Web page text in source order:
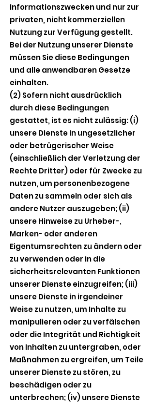
Informationszwecken und nur zur
privaten, nicht kommerziellen
Nutzung zur Verfügung gestellt.
Bei der Nutzung unserer Dienste
müssen Sie diese Bedingungen
und alle anwendbaren Gesetze
einhalten.
(2) Sofern nicht ausdrücklich
durch diese Bedingungen
gestattet, ist es nicht zulässig: (i)
unsere Dienste in ungesetzlicher
oder betrügerischer Weise
(einschließlich der Verletzung der
Rechte Dritter) oder für Zwecke zu
nutzen, um personenbezogene
Daten zu sammeln oder sich als
andere Nutzer auszugeben; (ii)
unsere Hinweise zu Urheber-,
Marken- oder anderen
Eigentumsrechten zu ändern oder
zu verwenden oder in die
sicherheitsrelevanten Funktionen
unserer Dienste einzugreifen; (iii)
unsere Dienste in irgendeiner
Weise zu nutzen, um Inhalte zu
manipulieren oder zu verfälschen
oder die Integrität und Richtigkeit
von Inhalten zu untergraben, oder
Maßnahmen zu ergreifen, um Teile
unserer Dienste zu stören, zu
beschädigen oder zu
unterbrechen; (iv) unsere Dienste